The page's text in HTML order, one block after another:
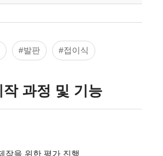
#발판 #접이식
과정 및 기능
작을 위한 평가 진행